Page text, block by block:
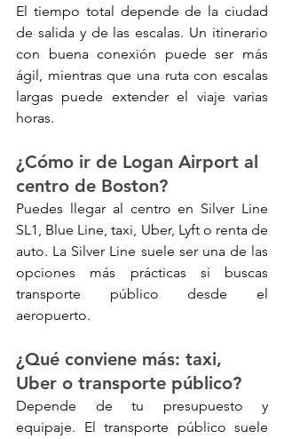
El tiempo total depende de la ciudad
de salida y de las escalas. Un itinerario
con buena conexión puede ser más
ágil, mientras que una ruta con escalas
largas puede extender el viaje varias
horas.
¿Cómo ir de Logan Airport al
centro de Boston?
Puedes llegar al centro en Silver Line
SL1, Blue Line, taxi, Uber, Lyft o renta de
auto. La Silver Line suele ser una de las
opciones más prácticas si buscas
transporte público desde el
aeropuerto.
¿Qué conviene más: taxi,
Uber o transporte público?
Depende de tu presupuesto y
equipaje. El transporte público suele